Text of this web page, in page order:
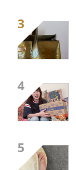
3
4
5